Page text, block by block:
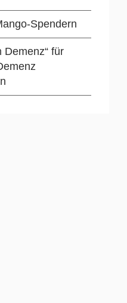
Spendern
Demenz“ für